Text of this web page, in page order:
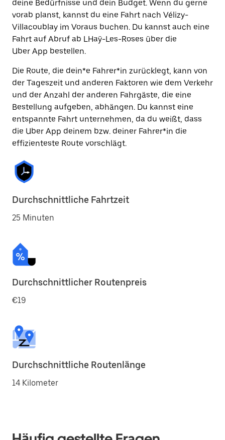
deine Bedürfnisse und dein Budget. Wenn du gerne
vorab planst, kannst du eine Fahrt nach Vélizy-
Villacoublay im Voraus buchen. Du kannst auch eine
Fahrt auf Abruf ab LHaÿ-Les-Roses über die
Uber App bestellen.
Die Route, die dein*e Fahrer*in zurücklegt, kann von
der Tageszeit und anderen Faktoren wie dem Verkehr
und der Anzahl der anderen Fahrgäste, die eine
Bestellung aufgeben, abhängen. Du kannst eine
entspannte Fahrt unternehmen, da du weißt, dass
die Uber App deinem bzw. deiner Fahrer*in die
effizienteste Route vorschlägt.
Durchschnittliche Fahrtzeit
25 Minuten
Durchschnittlicher Routenpreis
€19
Durchschnittliche Routenlänge
14 Kilometer